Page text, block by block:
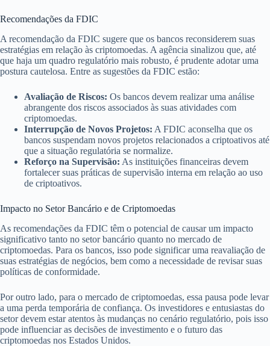
Recomendações da FDIC
A recomendação da FDIC sugere que os bancos reconsiderem suas
estratégias em relação às criptomoedas. A agência sinalizou que, até
que haja um quadro regulatório mais robusto, é prudente adotar uma
postura cautelosa. Entre as sugestões da FDIC estão:
Avaliação de Riscos: Os bancos devem realizar uma análise
abrangente dos riscos associados às suas atividades com
criptomoedas.
Interrupção de Novos Projetos: A FDIC aconselha que os
bancos suspendam novos projetos relacionados a criptoativos até
que a situação regulatória se normalize.
Reforço na Supervisão: As instituições financeiras devem
fortalecer suas práticas de supervisão interna em relação ao uso
de criptoativos.
Impacto no Setor Bancário e de Criptomoedas
As recomendações da FDIC têm o potencial de causar um impacto
significativo tanto no setor bancário quanto no mercado de
criptomoedas. Para os bancos, isso pode significar uma reavaliação de
suas estratégias de negócios, bem como a necessidade de revisar suas
políticas de conformidade.
Por outro lado, para o mercado de criptomoedas, essa pausa pode levar
a uma perda temporária de confiança. Os investidores e entusiastas do
setor devem estar atentos às mudanças no cenário regulatório, pois isso
pode influenciar as decisões de investimento e o futuro das
criptomoedas nos Estados Unidos.